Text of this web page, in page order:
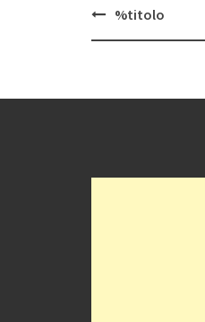
Navigazione
%titolo